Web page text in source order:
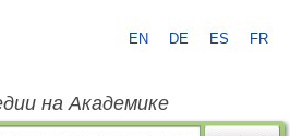
EN DE ES FR
на Академике